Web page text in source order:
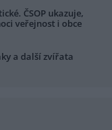
ČSOP ukazuje,
veřejnost i obce
a další zvířata